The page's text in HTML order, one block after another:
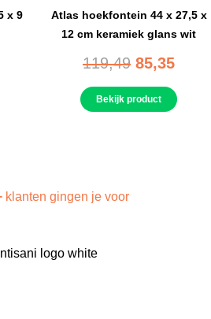
x 9
Atlas hoekfontein 44 x 27,5 x
12 cm keramiek glans wit
119,49 85,35
Bekijk product
klanten gingen je voor